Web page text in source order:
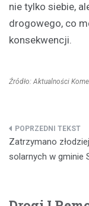
nie tylko siebie,
drogowego, co
konsekwencji.
Źródło: Aktualności
Nawigacja
wpisu
Zatrzymano
solarnych w gminie